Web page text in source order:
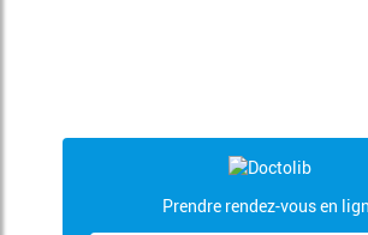
Prendre rendez-vous en